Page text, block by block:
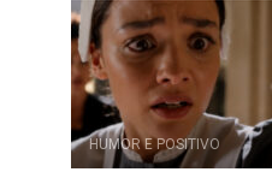
HUMOR E POSITIVO